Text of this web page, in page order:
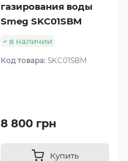
газирования воды
Smeg SKC01SBM
в наличии
Код товара: SKC01SBM
8 800 грн
Купить